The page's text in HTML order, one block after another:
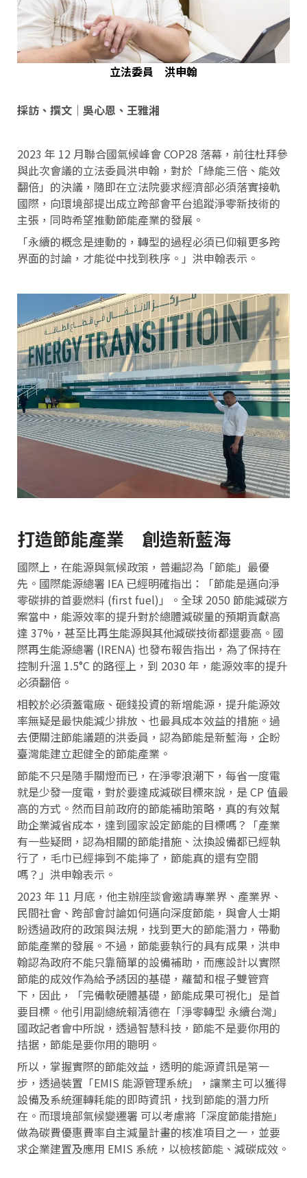
立法委員 洪申翰
採訪、撰文｜吳心恩、王雅湘
2023 年 12 月聯合國氣候峰會 COP28 落幕，前往杜拜參
與此次會議的立法委員洪申翰，對於「綠能三倍、能效
翻倍」的決議，隨即在立法院要求經濟部必須落實接軌
國際，向環境部提出成立跨部會平台追蹤淨零新技術的
主張，同時希望推動節能產業的發展。
「永續的概念是連動的，轉型的過程必須已仰賴更多跨
界面的討論，才能從中找到秩序。」洪申翰表示。
打造節能產業 創造新藍海
國際上，在能源與氣候政策，普遍認為「節能」最優
先。國際能源總署 IEA 已經明確指出：「節能是邁向淨
零碳排的首要燃料 (first fuel)」。全球 2050 節能減碳方
案當中，能源效率的提升對於總體減碳量的預期貢獻高
達 37%，甚至比再生能源與其他減碳技術都還要高。國
際再生能源總署 (IRENA) 也發布報告指出，為了保持在
控制升溫 1.5°C 的路徑上，到 2030 年，能源效率的提升
必須翻倍。
相較於必須蓋電廠、砸錢投資的新增能源，提升能源效
率無疑是最快能減少排放、也最具成本效益的措施。過
去便關注節能議題的洪委員，認為節能是新藍海，企盼
臺灣能建立起健全的節能產業。
節能不只是隨手關燈而已，在淨零浪潮下，每省一度電
就是少發一度電，對於要達成減碳目標來說，是 CP 值最
高的方式。然而目前政府的節能補助策略，真的有效幫
助企業減省成本，達到國家設定節能的目標嗎？「產業
有一些疑問，認為相關的節能措施、汰換設備都已經執
行了，毛巾已經擰到不能擰了，節能真的還有空間
嗎？」洪申翰表示。
2023 年 11 月底，他主辦座談會邀請專業界、產業界、
民間社會、跨部會討論如何邁向深度節能，與會人士期
盼透過政府的政策與法規，找到更大的節能潛力，帶動
節能產業的發展。不過，節能要執行的具有成果，洪申
翰認為政府不能只靠簡單的設備補助，而應設計以實際
節能的成效作為給予誘因的基礎，蘿蔔和棍子雙管齊
下，因此，「完備軟硬體基礎，節能成果可視化」是首
要目標。他引用副總統賴清德在「淨零轉型 永續台灣」
國政記者會中所說，透過智慧科技，節能不是要你用的
拮据，節能是要你用的聰明。
所以，掌握實際的節能效益，透明的能源資訊是第一
步，透過裝置「EMIS 能源管理系統」，讓業主可以獲得
設備及系統運轉耗能的即時資訊，找到節能的潛力所
在。而環境部氣候變遷署 可以考慮將「深度節能措施」
做為碳費優惠費率自主減量計畫的核准項目之一，並要
求企業建置及應用 EMIS 系統，以檢核節能、減碳成效。